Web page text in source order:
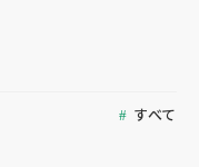
すべて